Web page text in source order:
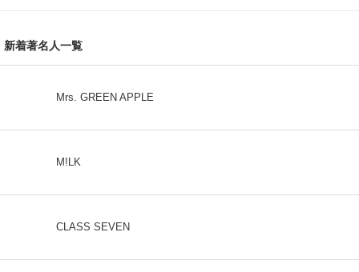
新着著名人一覧
Mrs. GREEN APPLE
M!LK
CLASS SEVEN